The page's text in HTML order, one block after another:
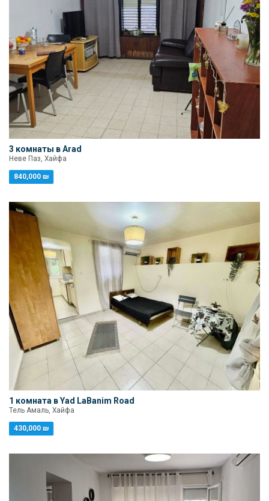
3 комнаты в Arad
Неве Паз, Хайфа
840,000 ₪
1 комната в Yad LaBanim Road
Тель Амаль, Хайфа
430,000 ₪